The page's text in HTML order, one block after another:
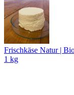
Frischkäse Natur |
1 kg